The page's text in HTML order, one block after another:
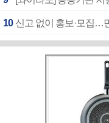
10 신고 없이 홍보·모집…